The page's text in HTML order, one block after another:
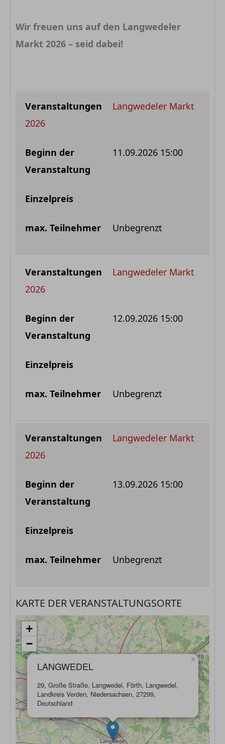
Wir freuen uns auf den Langwedeler
Markt 2026 – seid dabei!
Langwedeler Markt
2026
11.09.2026 15:00
Unbegrenzt
Langwedeler Markt
2026
12.09.2026 15:00
Unbegrenzt
Langwedeler Markt
2026
13.09.2026 15:00
Unbegrenzt
KARTE DER VERANSTALTUNGSORTE
LANGWEDEL
29, Große Straße, Langwedel, Förth, Langwedel,
Landkreis Verden, Niedersachsen, 27299,
Deutschland
×
+
−